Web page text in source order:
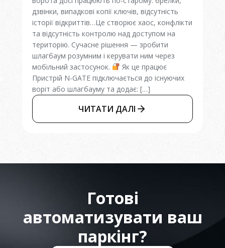
дзвінки, випадкові копії ключів, відсутність
історії відкриттів…Це створює хаос, конфлікти
та відсутність контролю над доступом на
територію. Сучасне рішення — зробити
шлагбаум розумним і керувати ним через
мобільний застосунок.
Як це працює
Пристрій N-GATE підключається до існуючих
воріт або шлагбауму та додає: […]
ЧИТАТИ ДАЛІ
Готові
автоматизувати ваш
паркінг?